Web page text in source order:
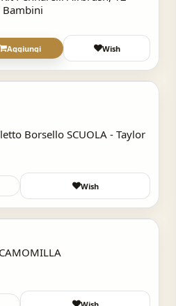
Bambini
Aggiungi Wish
Veloce
Borsello SCUOLA - Taylor
Wish
Veloce
Wish